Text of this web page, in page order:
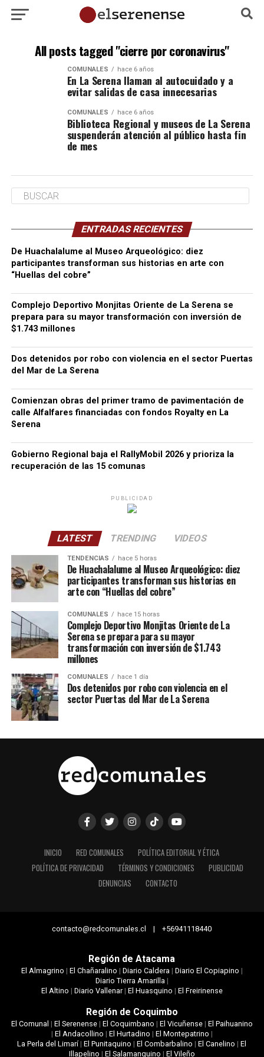
All posts tagged "cierre por coronavirus"
COMUNALES hace 6 años
En La Serena llaman al autocuidado y a
evitar salidas de casa innecesarias
COMUNALES hace 6 años
Biblioteca Regional y museos de La Serena
suspenderán atención al público hasta fin
de mes
ENTRADAS RECIENTES
De Huachalalume al Museo Arqueológico: diez
participantes transforman sus historias en arte con
“Huellas del cobre”
Complejo Deportivo Monjitas Oriente de La Serena se
prepara para su mayor transformación con inversión de
$1.743 millones
Dos detenidos por robo con violencia en el sector Puertas
del Mar de La Serena
Comienzan obras del primer tramo de pavimentación de
calle Alfalfares financiadas con fondos Royalty en La
Serena
Gobierno Regional baja el RallyMobil 2026 y prioriza la
recuperación de las 15 comunas
PUBLICIDAD
LATEST TRENDING VIDEOS
TENDENCIAS hace 5 horas
De Huachalalume al Museo Arqueológico: diez
participantes transforman sus historias en
arte con “Huellas del cobre”
COMUNALES hace 15 horas
Complejo Deportivo Monjitas Oriente de La
Serena se prepara para su mayor
transformación con inversión de $1.743
millones
COMUNALES hace 1 día
Dos detenidos por robo con violencia en el
sector Puertas del Mar de La Serena
INICIO RED COMUNALES
POLÍTICA EDITORIAL Y ÉTICA
POLÍTICA DE PRIVACIDAD
TÉRMINOS Y CONDICIONES
PUBLICIDAD
DENUNCIAS
CONTACTO
contacto@redcomunales.cl | +56941118440
Región de Atacama
El Almagrino | El Chañaralino | Diario Caldera| Diario El Copiapino |
Diario Tierra Amarilla|
El Altino | Diario Vallenar| El Huasquino | El Freirinense
Región de Coquimbo
El Comunal | El Serenense| El Coquimbano | El Vicuñense| El Paihuanino
| El Andacollino | El Hurtadino | El Montepatrino |
La Perla del Limarí|El Punitaquino |El Combarbalino |El Canelino |El
Illapelino | El Salamanquino | El Vileño